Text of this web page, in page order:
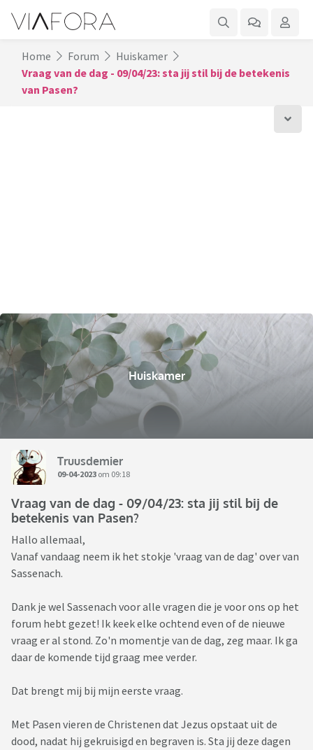
Home Forum
Huiskamer
Vraag van de dag - 09/04/23: sta jij stil bij de betekenis
van Pasen?
Huiskamer
Truusdemier
09-04-2023 om 09:18
Vraag van de dag - 09/04/23: sta jij stil bij de
betekenis van Pasen?
Hallo allemaal,
Vanaf vandaag neem ik het stokje 'vraag van de dag' over van
Sassenach.
Dank je wel Sassenach voor alle vragen die je voor ons op het
forum hebt gezet! Ik keek elke ochtend even of de nieuwe
vraag er al stond. Zo'n momentje van de dag, zeg maar. Ik ga
daar de komende tijd graag mee verder.
Dat brengt mij bij mijn eerste vraag.
Met Pasen vieren de Christenen dat Jezus opstaat uit de
dood, nadat hij gekruisigd en begraven is. Sta jij deze dagen